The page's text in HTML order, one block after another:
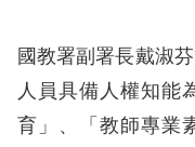
回
首
國教署副署長戴淑
人員具備人權知能
育」、「教師專業